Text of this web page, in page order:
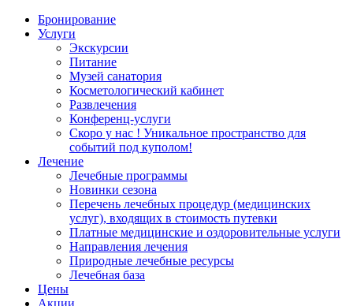
Бронирование
Услуги
Экскурсии
Питание
Музей санатория
Косметологический кабинет
Развлечения
Конференц-услуги
Скоро у нас ! Уникальное пространство для
событий под куполом!
Лечение
Лечебные программы
Новинки сезона
Перечень лечебных процедур (медицинских
услуг), входящих в стоимость путевки
Платные медицинские и оздоровительные услуги
Направления лечения
Природные лечебные ресурсы
Лечебная база
Цены
Акции